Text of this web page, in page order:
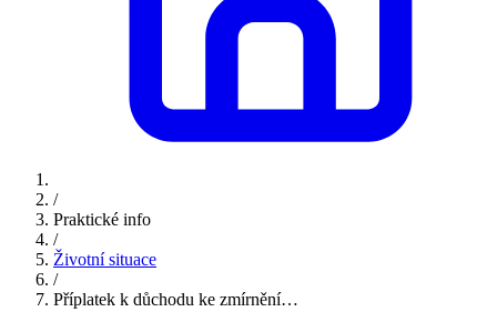
/
Praktické info
/
Životní situace
/
Příplatek k důchodu ke zmírnění…